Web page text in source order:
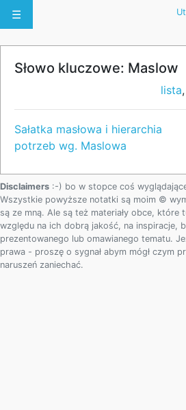
☰
Słowo kluczowe: Maslow
lista,
Sałatka masłowa i hierarchia
potrzeb wg. Maslowa
Disclaimers :-) bo w stopce coś
Wszystkie powyższe notatki są moim ©
są ze mną. Ale są też materiały obce, które
względu na ich dobrą jakość, na inspiracje,
prezentowanego lub omawianego tematu.
prawa - proszę o sygnał abym mógł czym
naruszeń zaniechać.